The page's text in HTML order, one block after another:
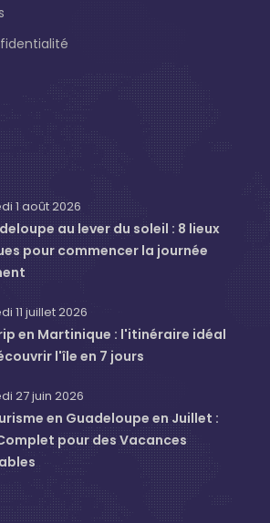
1 août 2026
au lever du soleil : 8 lieux
pour commencer la journée
11 juillet 2026
en Martinique : l'itinéraire idéal
l'île en 7 jours
27 juin 2026
en Guadeloupe en Juillet :
pour des Vacances